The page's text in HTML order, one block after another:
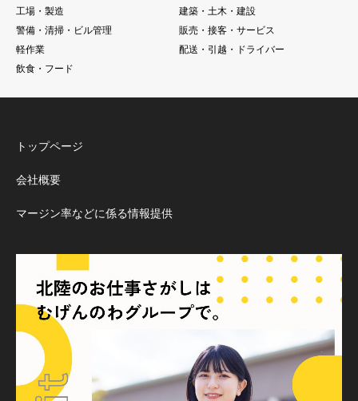
工場・製造
建築・土木・建設
警備・清掃・ビル管理
販売・接客・サービス
軽作業
配送・引越・ドライバー
飲食・フード
トップページ
会社概要
マージン率などに係る情報提供